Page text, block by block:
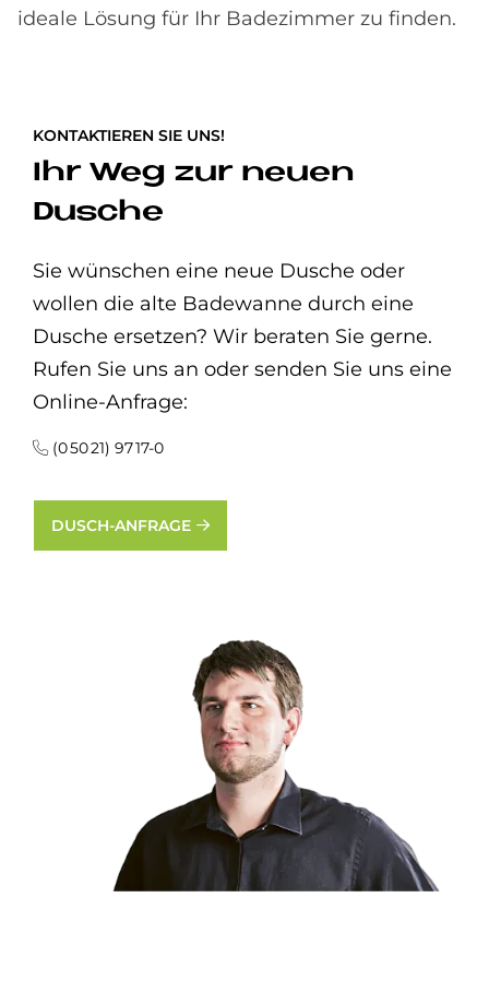
ideale Lösung für Ihr Badezimmer zu finden.
KONTAKTIEREN SIE UNS!
Ihr Weg zur neuen
Dusche
Sie wünschen eine neue Dusche oder
wollen die alte Badewanne durch eine
Dusche ersetzen? Wir beraten Sie gerne.
Rufen Sie uns an oder senden Sie uns eine
Online-Anfrage:
(0 50 21) 97 17-0
DUSCH-ANFRAGE